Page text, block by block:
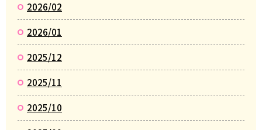
2026/02
2026/01
2025/12
2025/11
2025/10